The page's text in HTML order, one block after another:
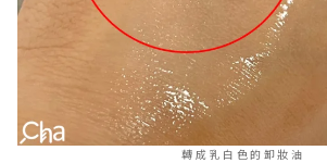
轉成乳白色的卸妝油